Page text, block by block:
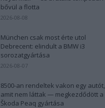
bővül a flotta
2026-08-08
München csak most érte utol
Debrecent: elindult a BMW i3
sorozatgyártása
2026-08-07
8500-an rendeltek vakon egy autót,
amit nem láttak — megkezdődött a
Škoda Peaq gyártása